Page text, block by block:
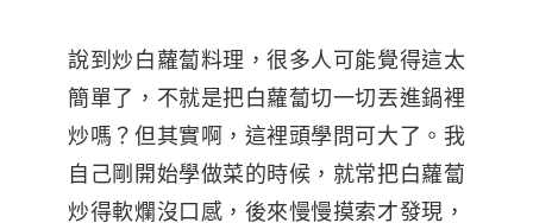
說到炒白蘿蔔料理，很多人可能覺得這太
簡單了，不就是把白蘿蔔切一切丟進鍋裡
炒嗎？但其實啊，這裡頭學問可大了。我
自己剛開始學做菜的時候，就常把白蘿蔔
炒得軟爛沒口感，後來慢慢摸索才發現，